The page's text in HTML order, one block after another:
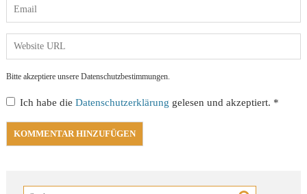
Bitte akzeptiere unsere Datenschutzbestimmungen.
Ich habe dieDatenschutzerklärung gelesen und akzeptiert. *